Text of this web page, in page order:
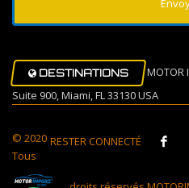
DESTINATIONS
MOTOR
Suite 900, Miami, FL 33130 USA
RESTER CONNECTÉ
© 2020
Tous